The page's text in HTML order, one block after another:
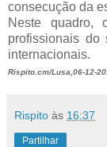
consecução da
Neste quadro,
profissionais do
internacionais.
Rispito.cm/Lusa,06-12-
Rispito às 16:37
Partilhar